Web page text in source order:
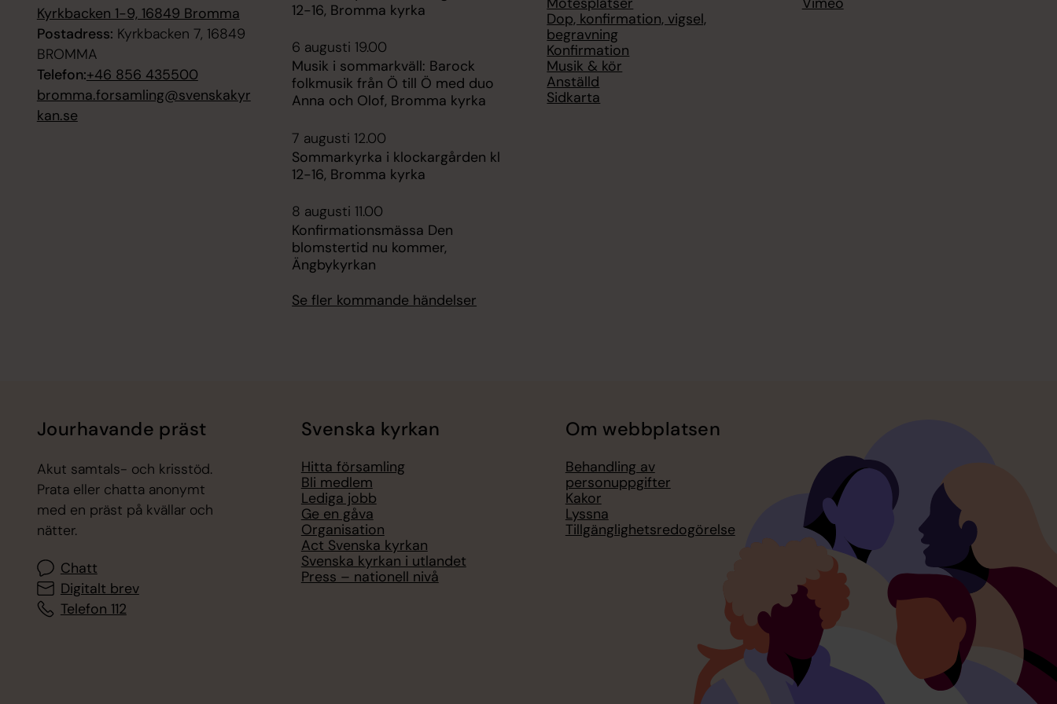
Kyrkbacken 1-9, 16849 Bromma
Postadress: Kyrkbacken 7, 16849
BROMMA
Telefon:+46 856 435500
bromma.forsamling@svenskakyr
kan.se
12-16, Bromma kyrka
6 augusti 19.00
Musik i sommarkväll: Barock
folkmusik från Ö till Ö med duo
Anna och Olof, Bromma kyrka
7 augusti 12.00
Sommarkyrka i klockargården kl
12-16, Bromma kyrka
8 augusti 11.00
Konfirmationsmässa Den
blomstertid nu kommer,
Ängbykyrkan
Se fler kommande händelser
Dop, konfirmation, vigsel,
begravning
Konfirmation
Musik & kör
Anställd
Sidkarta
Jourhavande präst
Akut samtals- och krisstöd.
Prata eller chatta anonymt
med en präst på kvällar och
nätter.
Chatt
Digitalt brev
Telefon 112
Svenska kyrkan
Hitta församling
Bli medlem
Lediga jobb
Ge en gåva
Organisation
Act Svenska kyrkan
Svenska kyrkan i utlandet
Press – nationell nivå
Om webbplatsen
Behandling av
personuppgifter
Kakor
Lyssna
Tillgänglighetsredogörelse